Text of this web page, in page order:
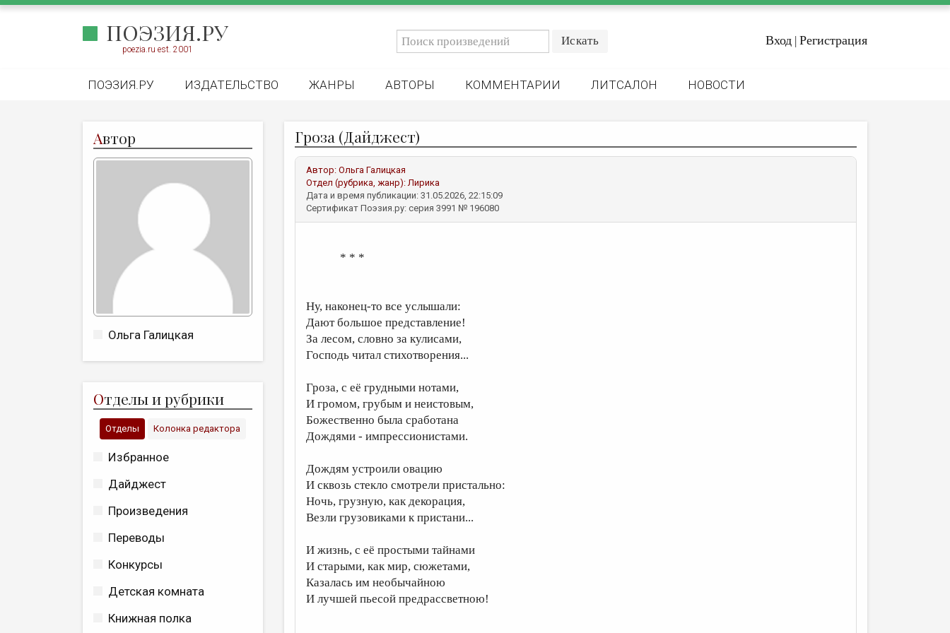
ПОЭЗИЯ.РУ
poezia.ru est. 2001
Вход | Регистрация
ПОЭЗИЯ.РУ ИЗДАТЕЛЬСТВО ЖАНРЫ АВТОРЫ КОММЕНТАРИИ ЛИТСАЛОН НОВОСТИ
Автор
Ольга Галицкая
Отделы и рубрики
Отделы Колонка редактора
Избранное
Дайджест
Произведения
Переводы
Конкурсы
Детская комната
Книжная полка
Гроза (Дайджест)
Автор: Ольга Галицкая
Отдел (рубрика, жанр):Лирика
Дата и время публикации: 31.05.2026, 22:15:09
Сертификат Поэзия.ру: серия 3991 № 196080
* * *
Ну, наконец-то все услышали:
Дают большое представление!
За лесом, словно за кулисами,
Господь читал стихотворения...
Гроза, с её грудными нотами,
И громом, грубым и неистовым,
Божественно была сработана
Дождями - импрессионистами.
Дождям устроили овацию
И сквозь стекло смотрели пристально:
Ночь, грузную, как декорация,
Везли грузовиками к пристани...
И жизнь, с её простыми тайнами
И старыми, как мир, сюжетами,
Казалась им необычайною
И лучшей пьесой предрассветною!